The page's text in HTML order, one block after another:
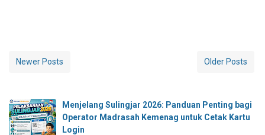
Newer Posts Older Posts
Menjelang Sulingjar 2026: Panduan Penting bagi
Operator Madrasah Kemenag untuk Cetak Kartu
Login